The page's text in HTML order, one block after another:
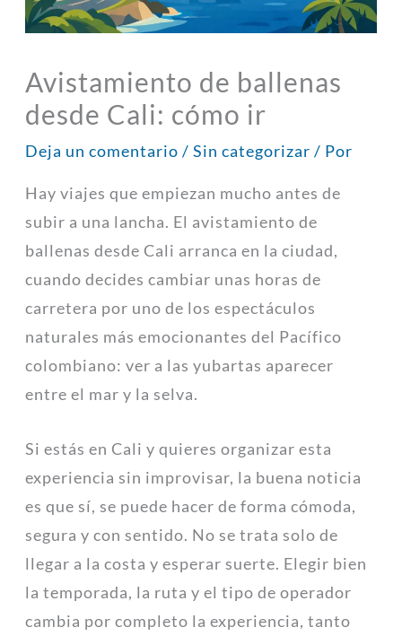
Avistamiento de ballenas
desde Cali: cómo ir
Deja un comentario / Sin categorizar / Por
Hay viajes que empiezan mucho antes de
subir a una lancha. El avistamiento de
ballenas desde Cali arranca en la ciudad,
cuando decides cambiar unas horas de
carretera por uno de los espectáculos
naturales más emocionantes del Pacífico
colombiano: ver a las yubartas aparecer
entre el mar y la selva.
Si estás en Cali y quieres organizar esta
experiencia sin improvisar, la buena noticia
es que sí, se puede hacer de forma cómoda,
segura y con sentido. No se trata solo de
llegar a la costa y esperar suerte. Elegir bien
la temporada, la ruta y el tipo de operador
cambia por completo la experiencia, tanto